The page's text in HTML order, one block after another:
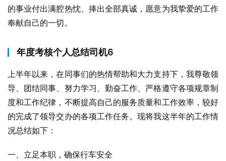
的事业付出满腔热忱、捧出全部真诚，愿意为我挚爱的工作
奉献自己的一切。
年度考核个人总结司机6
上半年以来，在同事们的热情帮助和大力支持下，我尊敬领
导、团结同事、努力学习、勤奋工作、严格遵守各项规章制
度和工作纪律，不断提高自己的服务质量和工作效率，较好
的完成了领导交办的各项工作任务。现将我这半年的工作情
况总结如下：
一、立足本职，确保行车安全